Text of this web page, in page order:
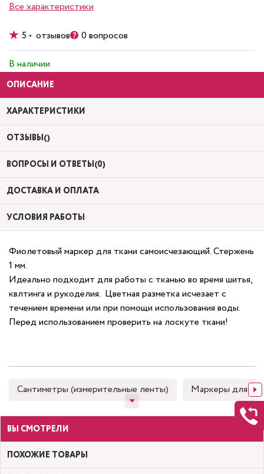
Все характеристики
5 • отзывов 0 вопросов
В наличии
ОПИСАНИЕ
ХАРАКТЕРИСТИКИ
ОТЗЫВЫ()
ВОПРОСЫ И ОТВЕТЫ(0)
ДОСТАВКА И ОПЛАТА
УСЛОВИЯ РАБОТЫ
Фиолетовый маркер для ткани самоисчезающий. Стержень
1 мм.
Идеально подходит для работы с тканью во время шитья,
квлтинга и рукоделия. Цветная разметка исчезает c
течением времени или при помощи использования воды.
Перед использованием проверить на лоскуте ткани!
Сантиметры (измерительные ленты) Маркеры для
ВЫ СМОТРЕЛИ
ПОХОЖИЕ ТОВАРЫ